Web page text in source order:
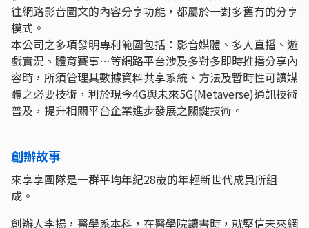
往網路影音圖文的內容分享功能，都屬於一對多舊有的分享
模式。
本公司之多項發明專利範圍包括：影音媒體、多人直播、遊
戲實況、體育賽事…等網路平台涉及多對多即時推播分享內
容時，所須管理其數據資料共享系統、方法及暫時性可讀媒
體之必要技術，利於現今4G與未來5G(Metaverse)通訊技術
普及，提升相關平台企業進步發展之關鍵技術。
創辦故事
來享享團隊是一群平均年紀28歲的年輕新世代成員所組
成。
創辦人李揚，醫學系本科，在醫學院讀書時，就堅信未來網